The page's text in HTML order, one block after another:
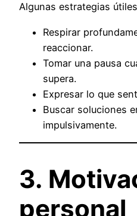
Algunas estrategias
Respirar
reaccionar.
Tomar una pausa
supera.
Expresar lo que
Buscar soluciones
impulsivamente.
3.
personal